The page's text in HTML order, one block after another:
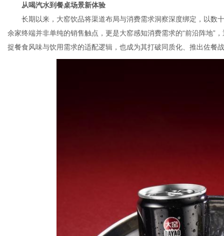
从喝汽水到餐桌场景新体验
长期以来，大窑饮品将渠道布局与消费需求洞察深度绑定，以数
余家终端并非单纯的销售触点，更是大窑感知消费需求的“前沿阵地”
捉餐食风味与饮用需求的适配逻辑，也成为其打破同质化、推出佐餐